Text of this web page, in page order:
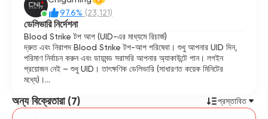
97.6% (23,121)
ডেলিভারি নির্দেশনা
Blood Strike টপ আপ (UID-এর মাধ্যমে রিচার্জ)
দ্রুত এবং নিরাপদ Blood Strike টপ-আপ পরিষেবা। শুধু আপনার UID দিন,
পরিমাণ নির্বাচন করুন এবং ডায়মন্ড সরাসরি আপনার অ্যাকাউন্টে পান। লগইন
প্রয়োজন নেই – শুধু UID। তাৎক্ষণিক ডেলিভারি (সাধারণত কয়েক মিনিটের
মধ্যে)।
✅ নিরাপদ ও নির্ভরযোগ্য
অন্য বিক্রেতারা (7) প্রস্তাবিত